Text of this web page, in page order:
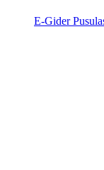
E-Gider